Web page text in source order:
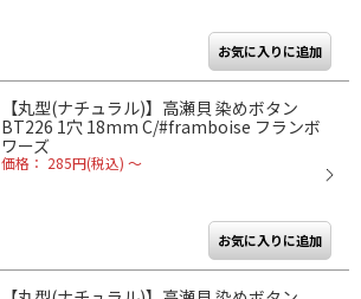
【丸型(ナチュラル)】高瀬貝 染めボタン
BT226 1穴 18mm C/#framboise フランボ
ワーズ
価格： 285円(税込) ～